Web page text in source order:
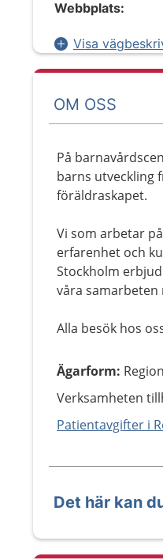
Webbplats:
Visa
OM OSS
På
barns utveckling
föräldraskapet.
Vi som arbetar
erfarenhet och
Stockholm
våra samarbeten
Alla besök hos
Ägarform: Region
Verksamheten
Patientavgifter i
Det här kan